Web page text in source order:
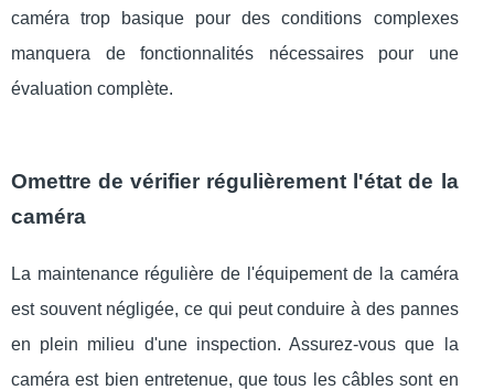
caméra trop basique pour des conditions complexes
manquera de fonctionnalités nécessaires pour une
évaluation complète.
Omettre de vérifier régulièrement l'état de la
caméra
La maintenance régulière de l'équipement de la caméra
est souvent négligée, ce qui peut conduire à des pannes
en plein milieu d'une inspection. Assurez-vous que la
caméra est bien entretenue, que tous les câbles sont en